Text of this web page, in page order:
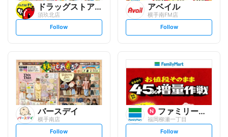
ドラッグストアモリ
須玖北店
s
t
l
o
w
Follow
アベイル
横手南FM店
s
t
o
Follow
バースデイ
横手南店
s
Follow
ファミリーマート
福岡柳瀬一丁目
s
Follow